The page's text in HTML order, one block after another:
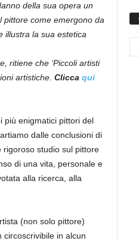
della sua opera un
pittore come emergono da
illustra la sua estetica
ritiene che ‘Piccoli artisti
artistiche. Clicca qui
più enigmatici pittori del
dalle conclusioni di
studio sul pittore
di una vita, personale e
alla ricerca, alla
(non solo pittore)
circoscrivibile in alcun